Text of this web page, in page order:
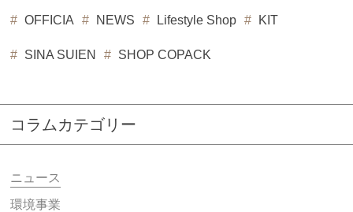
OFFICIA NEWS Lifestyle Shop KIT
SINA SUIEN SHOP COPACK
コラムカテゴリー
ニュース
環境事業